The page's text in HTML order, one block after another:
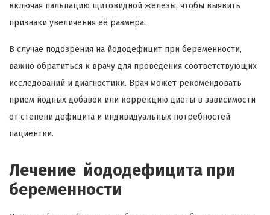
включая пальпацию щитовидной железы, чтобы выявить
признаки увеличения её размера.
В случае подозрения на йододефицит при беременности,
важно обратиться к врачу для проведения соответствующих
исследований и диагностики. Врач может рекомендовать
прием йодных добавок или коррекцию диеты в зависимости
от степени дефицита и индивидуальных потребностей
пациентки.
Лечение йододефицита при
беременности